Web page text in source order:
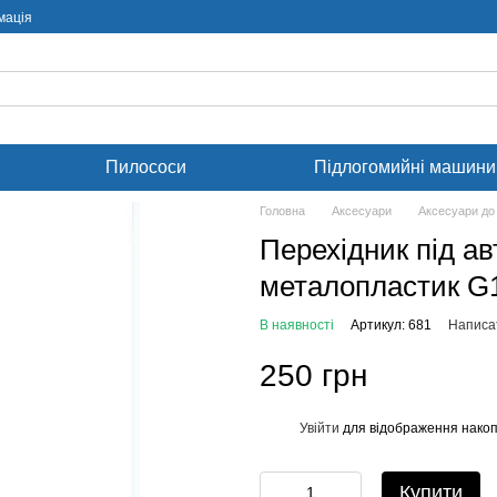
Пилососи Підлогомийні машини
Головна Аксесуари Аксесуари
Перехідник під
металопластик
В наявності Артикул: 681
250 грн
Увійти для відображення
Купити